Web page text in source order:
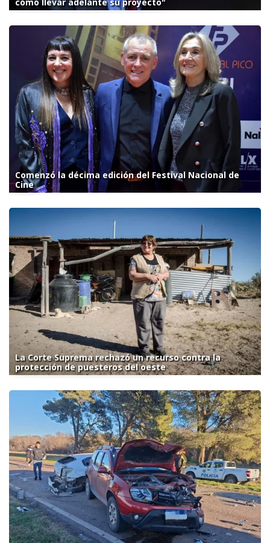
Comenzó la décima edición del Festival Nacional de
Cine
La Corte Suprema rechazó un recurso contra la
protección de puesteros del oeste